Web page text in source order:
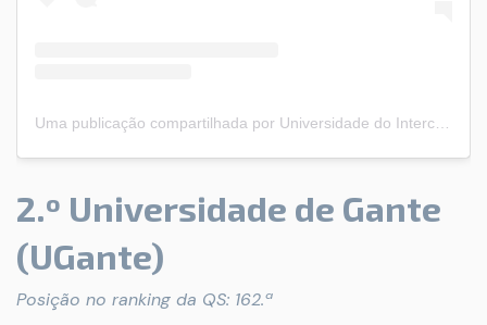
2.º Universidade de Gante
(UGante)
Posição no ranking da QS: 162.ª